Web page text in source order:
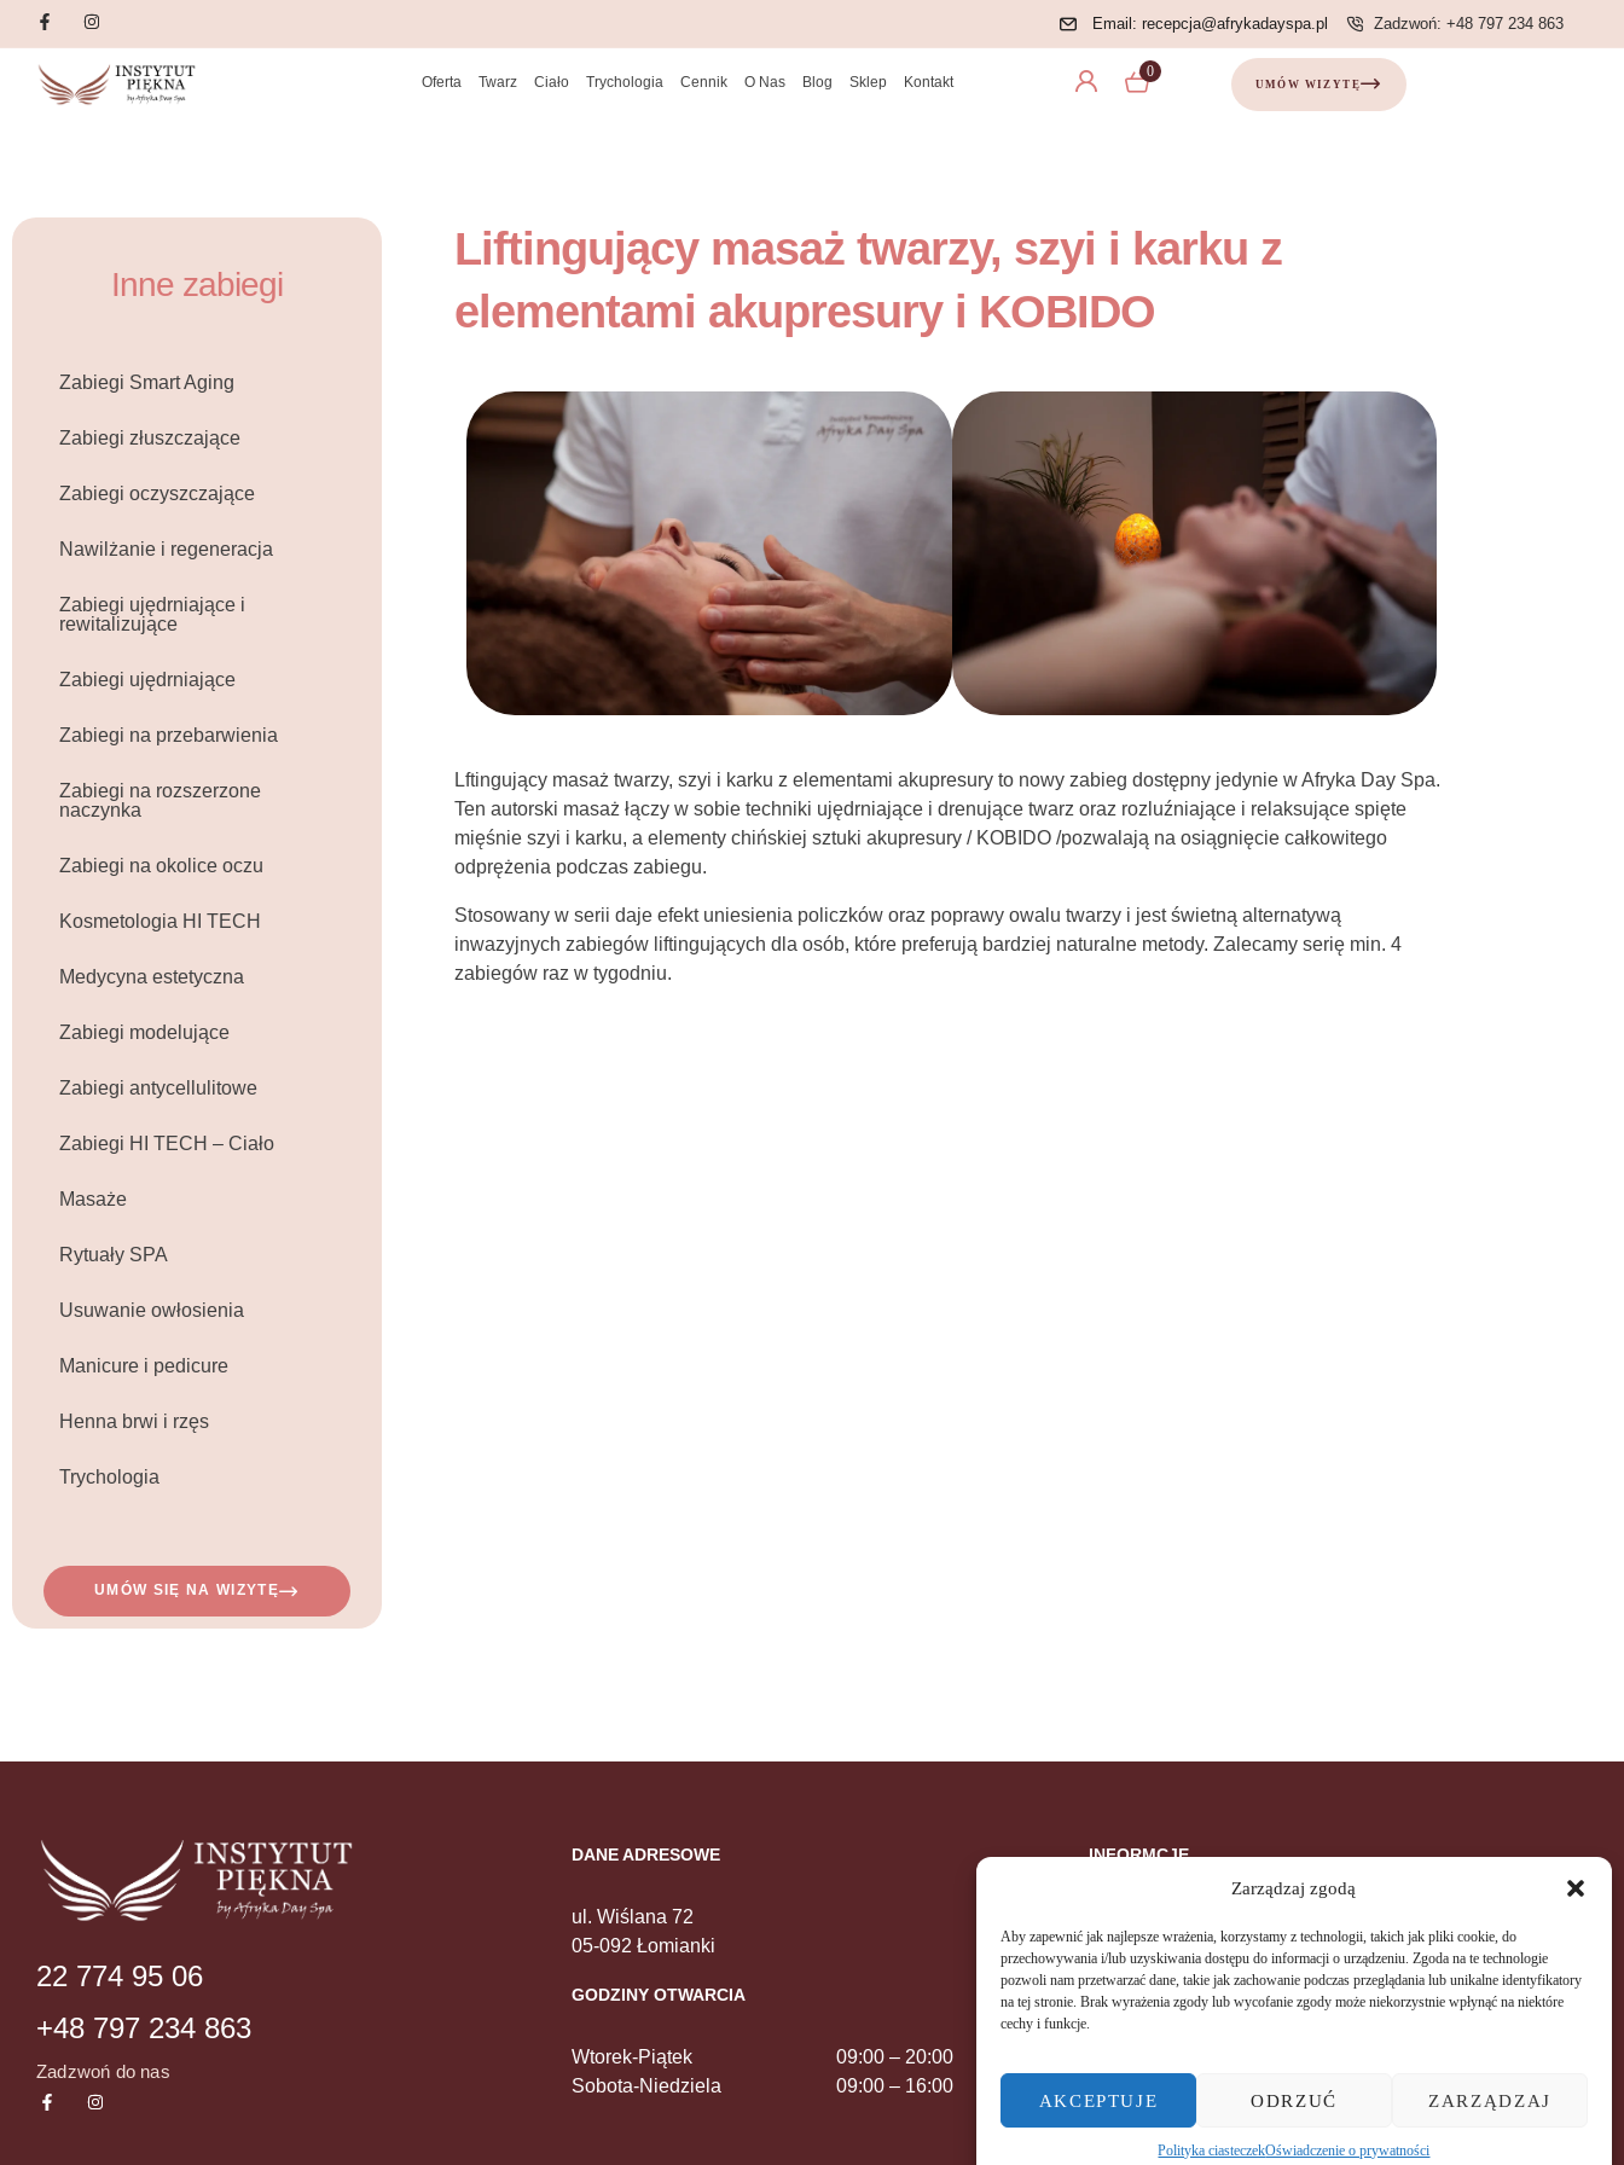
Zarządzaj zgodą
Aby zapewnić jak najlepsze wrażenia, korzystamy z technologii, takich jak pliki cookie, do
przechowywania i/lub uzyskiwania dostępu do informacji o urządzeniu. Zgoda na te technologie
pozwoli nam przetwarzać dane, takie jak zachowanie podczas przeglądania lub unikalne identyfikatory
na tej stronie. Brak wyrażenia zgody lub wycofanie zgody może niekorzystnie wpłynąć na niektóre
cechy i funkcje.
AKCEPTUJE ODRZUĆ ZARZĄDZAJ
Polityka ciasteczekOświadczenie o prywatności
Email: recepcja@afrykadayspa.pl Zadzwoń: +48 797 234 863
Oferta Twarz Ciało Trychologia Cennik O Nas Blog Sklep Kontakt
0
UMÓW WIZYTĘ
Inne zabiegi
Zabiegi Smart Aging
Zabiegi złuszczające
Zabiegi oczyszczające
Nawilżanie i regeneracja
Zabiegi ujędrniające i
rewitalizujące
Zabiegi ujędrniające
Zabiegi na przebarwienia
Zabiegi na rozszerzone
naczynka
Zabiegi na okolice oczu
Kosmetologia HI TECH
Medycyna estetyczna
Zabiegi modelujące
Zabiegi antycellulitowe
Zabiegi HI TECH – Ciało
Masaże
Rytuały SPA
Usuwanie owłosienia
Manicure i pedicure
Henna brwi i rzęs
Trychologia
UMÓW SIĘ NA WIZYTĘ
Liftingujący masaż twarzy, szyi i karku z
elementami akupresury i KOBIDO
Lftingujący masaż twarzy, szyi i karku z elementami akupresury to nowy zabieg dostępny jedynie w Afryka Day Spa.
Ten autorski masaż łączy w sobie techniki ujędrniające i drenujące twarz oraz rozluźniające i relaksujące spięte
mięśnie szyi i karku, a elementy chińskiej sztuki akupresury / KOBIDO /pozwalają na osiągnięcie całkowitego
odprężenia podczas zabiegu.
Stosowany w serii daje efekt uniesienia policzków oraz poprawy owalu twarzy i jest świetną alternatywą
inwazyjnych zabiegów liftingujących dla osób, które preferują bardziej naturalne metody. Zalecamy serię min. 4
zabiegów raz w tygodniu.
22 774 95 06
+48 797 234 863
Zadzwoń do nas
DANE ADRESOWE
ul. Wiślana 72
05-092 Łomianki
GODZINY OTWARCIA
Wtorek-Piątek
09:00 – 20:00
Sobota-Niedziela
09:00 – 16:00
INFORMCJE
Regulamin świadczenia usług drogą elektroniczną
Polityka prywatności